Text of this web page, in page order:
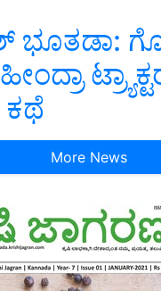
More News